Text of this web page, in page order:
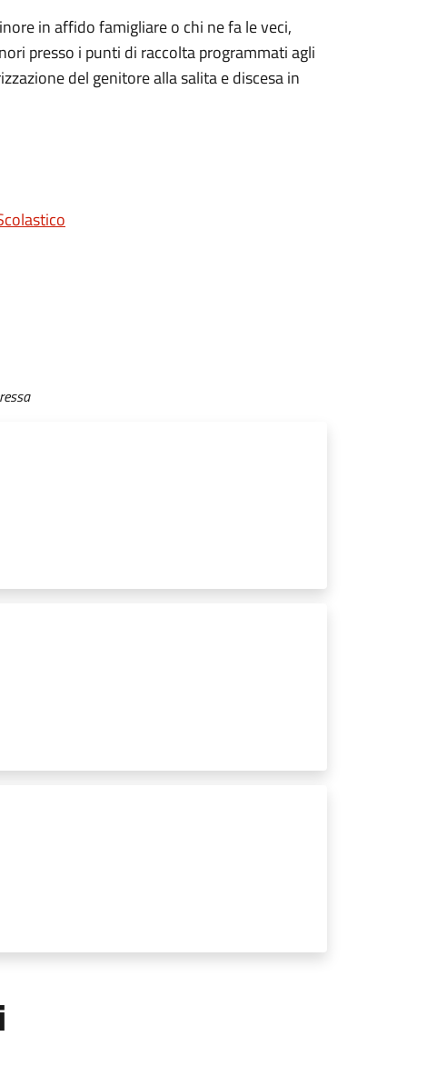
in affido famigliare o chi ne fa le veci,
presso i punti di raccolta programmati agli
del genitore alla salita e discesa in